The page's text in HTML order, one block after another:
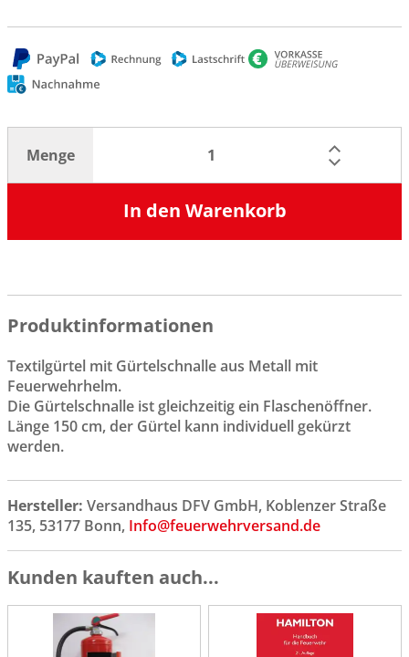
Menge
In den Warenkorb
Produktinformationen
Textilgürtel mit Gürtelschnalle aus Metall mit
Feuerwehrhelm.
Die Gürtelschnalle ist gleichzeitig ein Flaschenöffner.
Länge 150 cm, der Gürtel kann individuell gekürzt
werden.
Hersteller: Versandhaus DFV GmbH, Koblenzer Straße
135, 53177 Bonn, Info@feuerwehrversand.de
Kunden kauften auch...